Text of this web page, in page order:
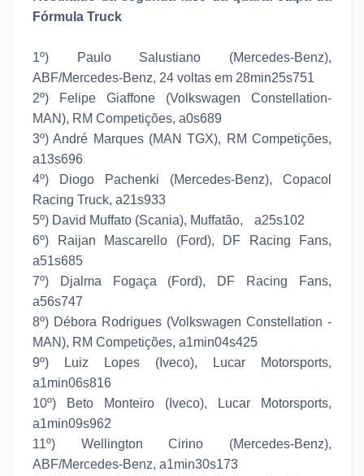
Fórmula Truck
1º) Paulo Salustiano (Mercedes-Benz),
ABF/Mercedes-Benz, 24 voltas em 28min25s751
2º) Felipe Giaffone (Volkswagen Constellation-
MAN), RM Competições, a0s689
3º) André Marques (MAN TGX), RM Competições,
a13s696
4º) Diogo Pachenki (Mercedes-Benz), Copacol
Racing Truck, a21s933
5º) David Muffato (Scania), Muffatão, a25s102
6º) Raijan Mascarello (Ford), DF Racing Fans,
a51s685
7º) Djalma Fogaça (Ford), DF Racing Fans,
a56s747
8º) Débora Rodrigues (Volkswagen Constellation -
MAN), RM Competições, a1min04s425
9º) Luiz Lopes (Iveco), Lucar Motorsports,
a1min06s816
10º) Beto Monteiro (Iveco), Lucar Motorsports,
a1min09s962
11º) Wellington Cirino (Mercedes-Benz),
ABF/Mercedes-Benz, a1min30s173